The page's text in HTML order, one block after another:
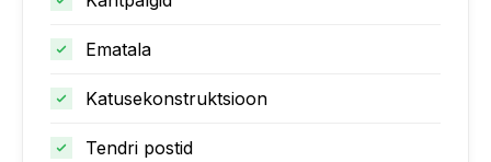
Ematala
Katusekonstruktsioon
Tendri postid